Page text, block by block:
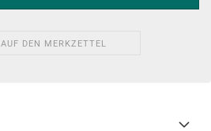
AUF DEN MERKZETTEL